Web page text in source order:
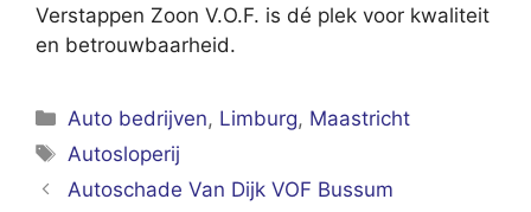
Verstappen Zoon V.O.F. is dé plek voor kwaliteit
en betrouwbaarheid.
Categorieën
Auto bedrijven, Limburg, Maastricht
Tags
Autosloperij
Autoschade Van Dijk VOF Bussum